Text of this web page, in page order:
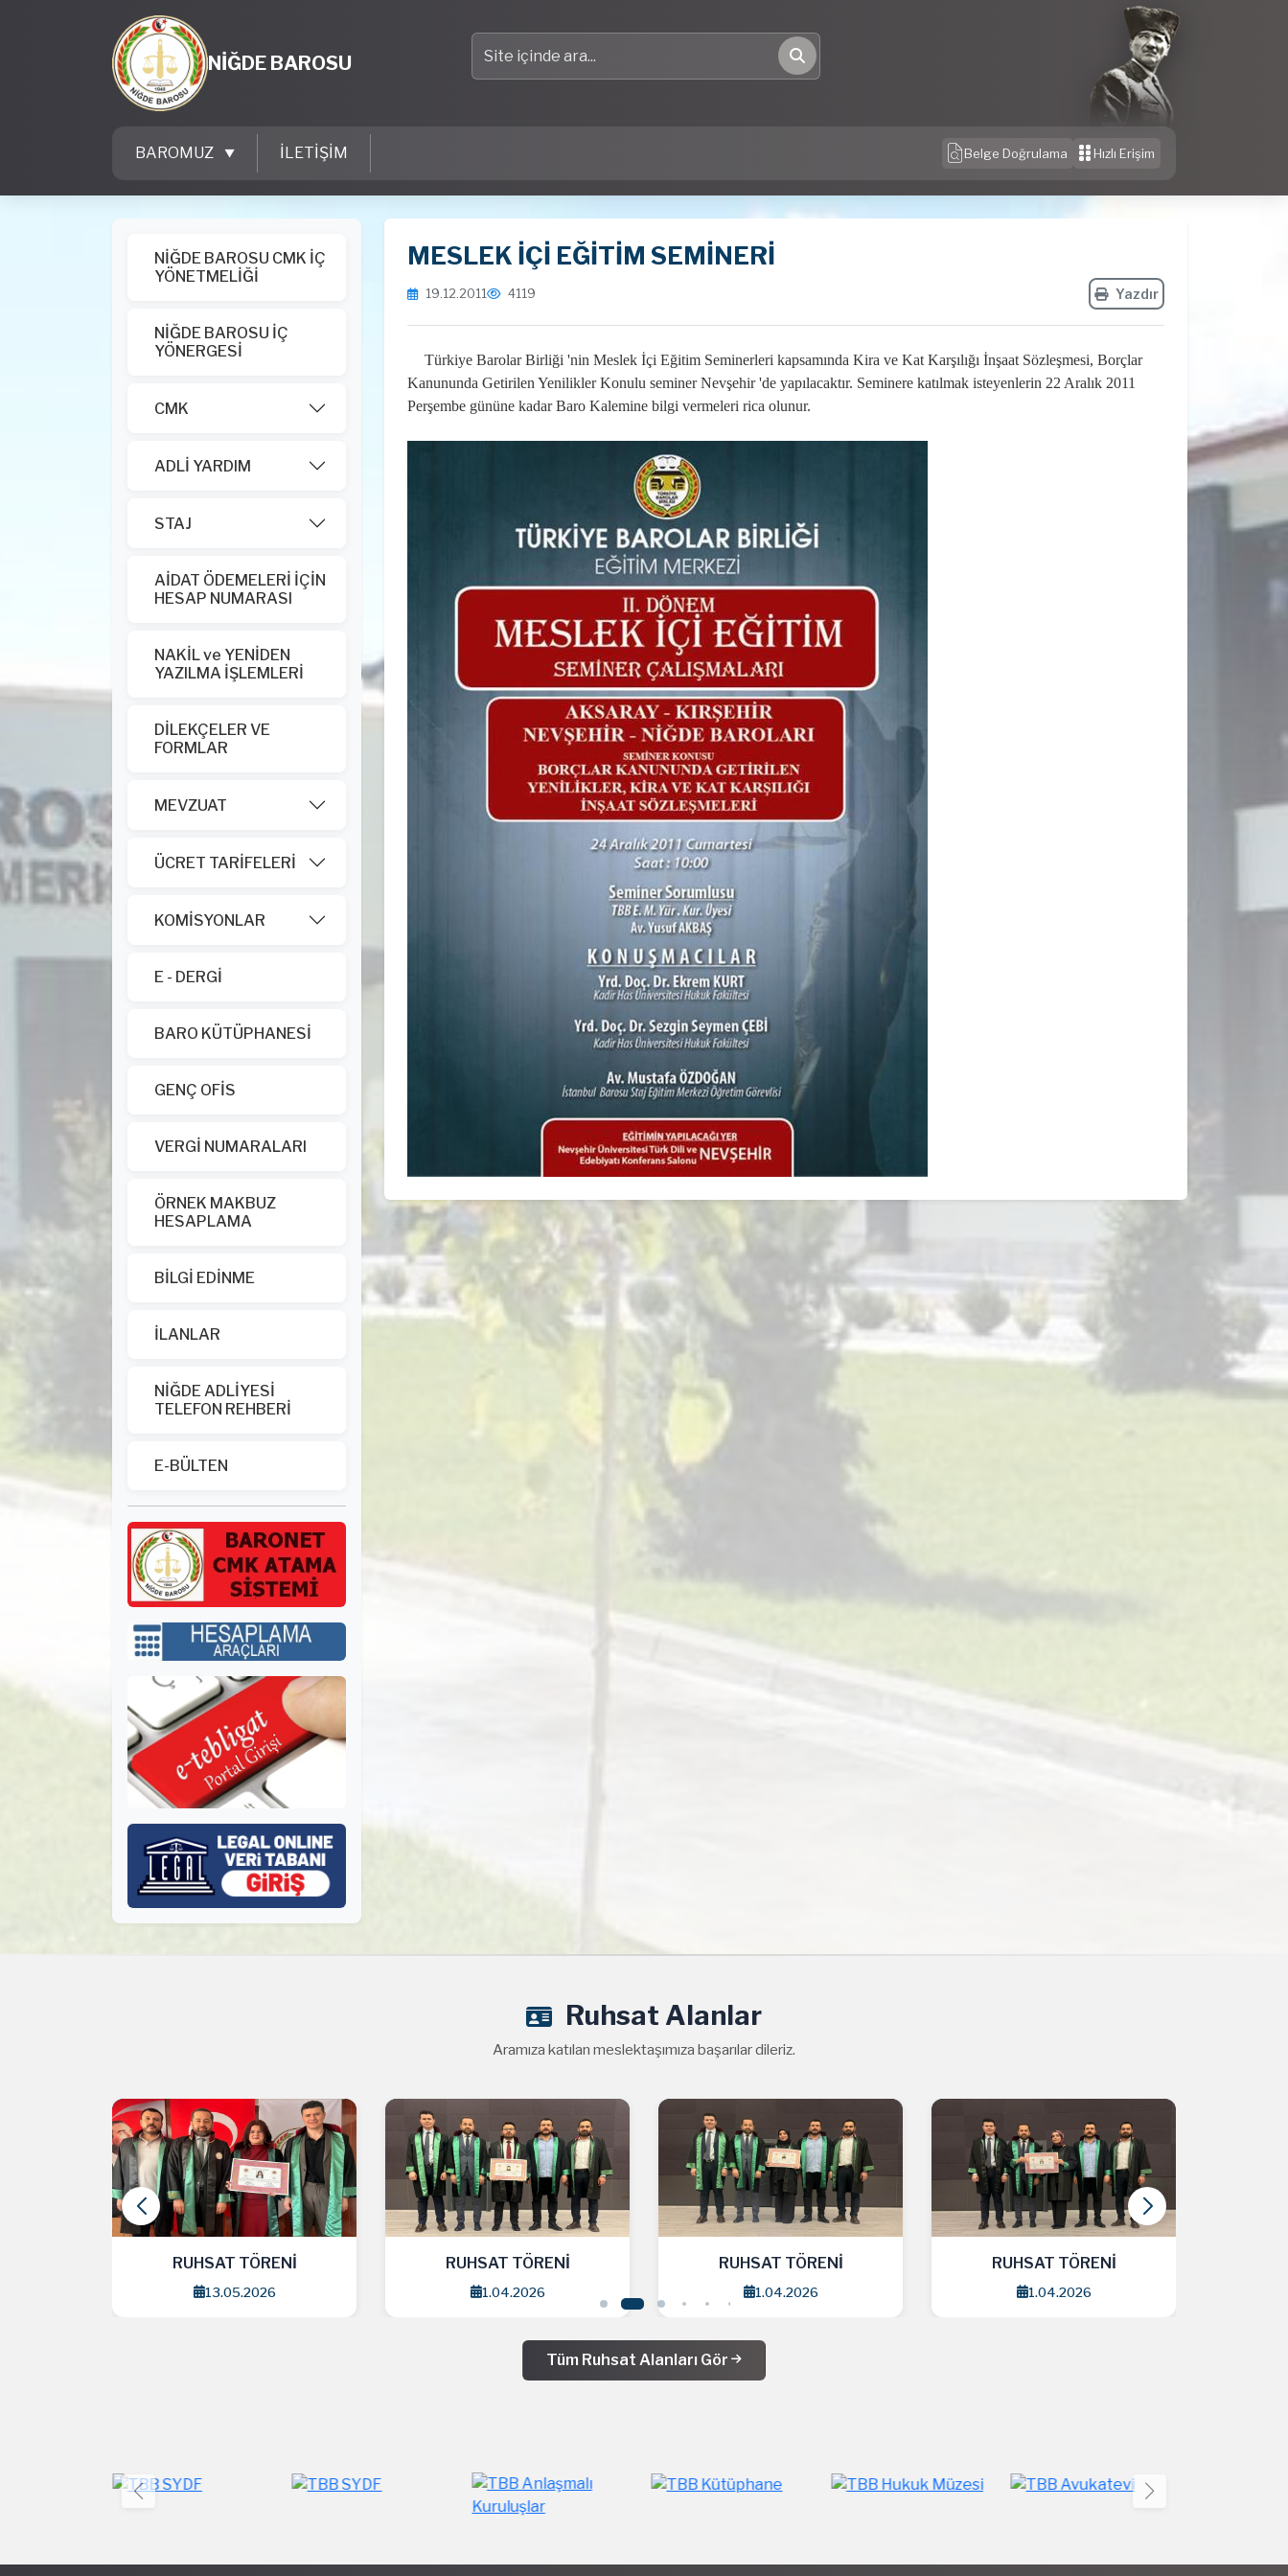
NİĞDE BAROSU
Site içinde ara
Ara
BAROMUZ İLETİŞİM Belge Doğrulama Hızlı Erişim
NİĞDE BAROSU CMK İÇ
YÖNETMELİĞİ
NİĞDE BAROSU İÇ
YÖNERGESİ
CMK
ADLİ YARDIM
STAJ
AİDAT ÖDEMELERİ İÇİN
HESAP NUMARASI
NAKİL ve YENİDEN
YAZILMA İŞLEMLERİ
DİLEKÇELER VE
FORMLAR
MEVZUAT
ÜCRET TARİFELERİ
KOMİSYONLAR
E - DERGİ
BARO KÜTÜPHANESİ
GENÇ OFİS
VERGİ NUMARALARI
ÖRNEK MAKBUZ
HESAPLAMA
BİLGİ EDİNME
İLANLAR
NİĞDE ADLİYESİ
TELEFON REHBERİ
E-BÜLTEN
MESLEK İÇİ EĞİTİM SEMİNERİ
19.12.2011 4119 Yazdır
Türkiye Barolar Birliği 'nin Meslek İçi Eğitim Seminerleri kapsamında Kira ve Kat Karşılığı İnşaat Sözleşmesi, Borçlar
Kanununda Getirilen Yenilikler Konulu seminer Nevşehir 'de yapılacaktır. Seminere katılmak isteyenlerin 22 Aralık 2011
Perşembe gününe kadar Baro Kalemine bilgi vermeleri rica olunur.
Ruhsat Alanlar
Aramıza katılan meslektaşımıza başarılar dileriz.
RUHSAT TÖRENİ
1.04.2026
RUHSAT TÖRENİ
1.04.2026
RUHSAT TÖRENİ
1.04.2026
RUHSAT TÖRENİ
1.04.2026
Tüm Ruhsat Alanları Gör